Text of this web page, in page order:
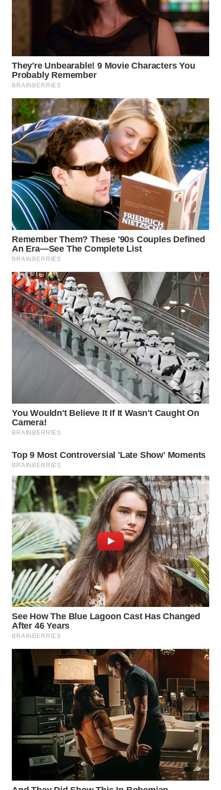
WN
NIAS
WN
LANGKAT
WN
TAPANULI
SELATAN
WN
TANJUNG
LESUNG
WN
KARO
WN
SIMALUNGUN
WN
LABUHANBATU
TAPANULI
SERDANG
WN
TINGGI
WN
PAKPAK
WN
KARAWANG
WN
BEKASI
WN
BOGOR
WN
DEPOK
WN
TAPANULI
WN
SAMOSIR
WN
PADANG
LAWAS